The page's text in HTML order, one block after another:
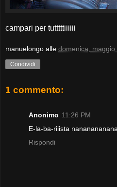
campari per tutttttiiiiii
manuelongo alle domenica, maggio
Condividi
1 commento:
Anonimo 11:26 PM
E-la-ba-riiista
Rispondi